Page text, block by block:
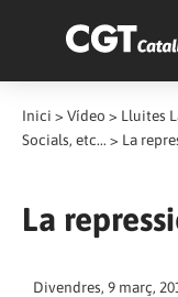
Inici > Vídeo > Lluites
Socials, etc... > La
La
Divendres, 9 març,